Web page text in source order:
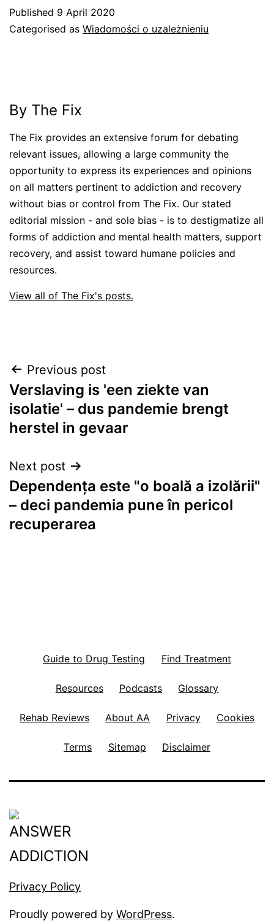
Published 9 April 2020
Categorised as Wiadomości o uzależnieniu
By The Fix
The Fix provides an extensive forum for debating
relevant issues, allowing a large community the
opportunity to express its experiences and opinions
on all matters pertinent to addiction and recovery
without bias or control from The Fix. Our stated
editorial mission - and sole bias - is to destigmatize all
forms of addiction and mental health matters, support
recovery, and assist toward humane policies and
resources.
View all of The Fix's posts.
Post
navigation
Previous post
Verslaving is 'een ziekte van
isolatie' – dus pandemie brengt
herstel in gevaar
Next post
Dependența este "o boală a izolării"
– deci pandemia pune în pericol
recuperarea
Guide to Drug Testing Find Treatment
Resources Podcasts Glossary
Rehab Reviews About AA Privacy Cookies
Terms Sitemap Disclaimer
Privacy Policy
Proudly powered by WordPress.